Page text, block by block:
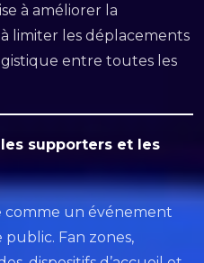
à améliorer la
limiter les déplacements
entre toutes les
supporters et les
comme un événement
Fan zones,